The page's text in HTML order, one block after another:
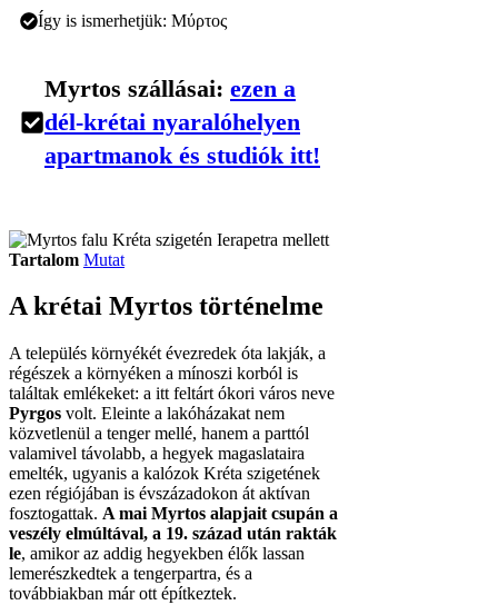
Így is ismerhetjük: Μύρτος
Myrtos szállásai: ezen a
dél-krétai nyaralóhelyen
apartmanok és studiók itt!
Tartalom Mutat
A krétai Myrtos történelme
A település környékét évezredek óta lakják, a
régészek a környéken a mínoszi korból is
találtak emlékeket: a itt feltárt ókori város neve
Pyrgos volt. Eleinte a lakóházakat nem
közvetlenül a tenger mellé, hanem a parttól
valamivel távolabb, a hegyek magaslataira
emelték, ugyanis a kalózok Kréta szigetének
ezen régiójában is évszázadokon át aktívan
fosztogattak. A mai Myrtos alapjait csupán a
veszély elmúltával, a 19. század után rakták
le, amikor az addig hegyekben élők lassan
lemerészkedtek a tengerpartra, és a
továbbiakban már ott építkeztek.